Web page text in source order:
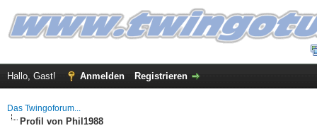
Hallo, Gast! Anmelden Registrieren
Das Twingoforum...
Profil von Phil1988